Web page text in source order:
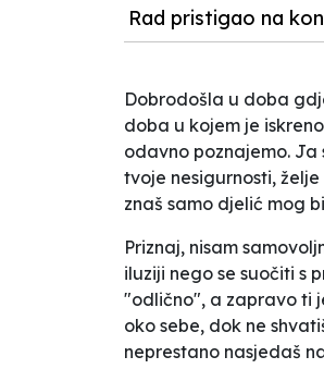
Rad pristigao na
Dobrodošla u doba
doba u kojem je
odavno poznajemo. Ja
tvoje nesigurnosti,
znaš samo djelić mog
Priznaj, nisam
iluziji nego se suočiti s
"odlično", a zapravo ti
oko sebe, dok ne
neprestano nasjedaš